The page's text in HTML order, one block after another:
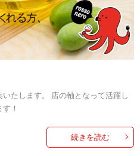
たします。 店の軸となって活躍し
！
続きを読む